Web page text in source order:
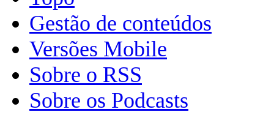
Gestão de conteúdos
Versões Mobile
Sobre o RSS
Sobre os Podcasts